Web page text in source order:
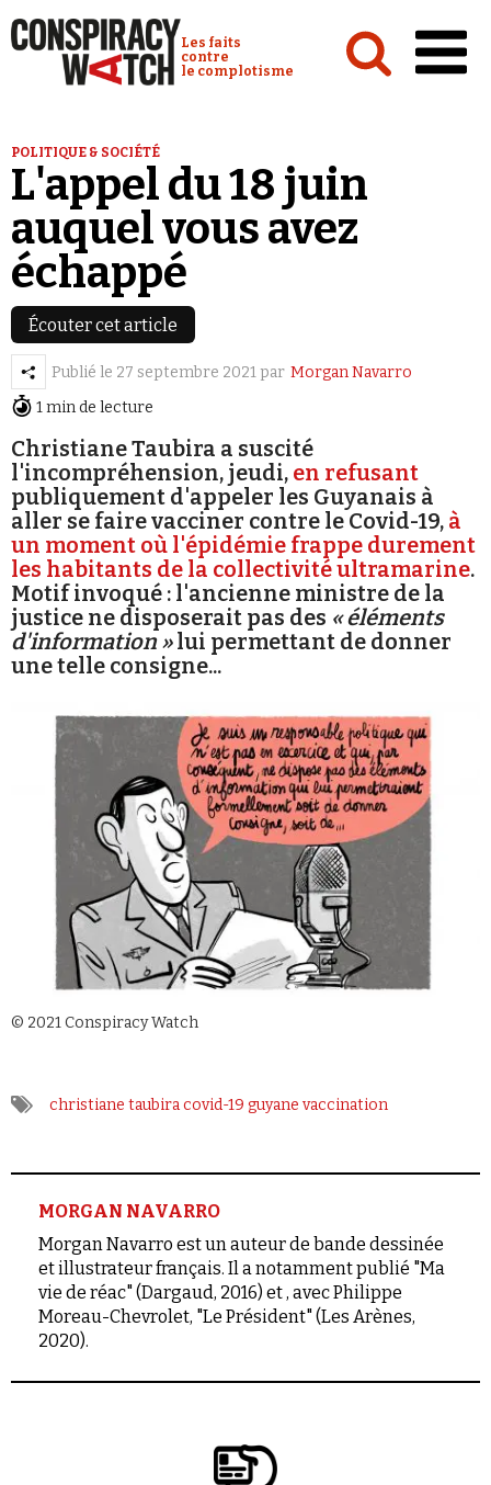
Conspiracy Watch :
Les faits
contre
le complotisme
Analyses
Conspipédia
Vidéos
Émissions
Revues de presse
Newsletter
Faire un don
Demander à Vera
Se connecter
POLITIQUE & SOCIÉTÉ
L'appel du 18 juin
auquel vous avez
échappé
Écouter cet article
Publié le 27 septembre 2021 par Morgan Navarro
1 min de lecture
Christiane Taubira a suscité
l'incompréhension, jeudi, en refusant
publiquement d'appeler les Guyanais à
aller se faire vacciner contre le Covid-19, à
un moment où l'épidémie frappe durement
les habitants de la collectivité ultramarine.
Motif invoqué : l'ancienne ministre de la
justice ne disposerait pas des « éléments
d'information »lui permettant de donner
une telle consigne...
© 2021 Conspiracy Watch
christiane taubiracovid-19 guyane vaccination
MORGAN NAVARRO
Morgan Navarro est un auteur de bande dessinée
et illustrateur français. Il a notamment publié "Ma
vie de réac" (Dargaud, 2016) et , avec Philippe
Moreau-Chevrolet, "Le Président" (Les Arènes,
2020).